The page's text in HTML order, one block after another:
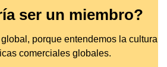
ser un miembro?
porque entendemos la cultura
comerciales globales.